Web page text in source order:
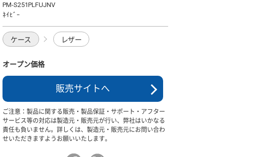
PM-S251PLFUJNV
ﾈｲﾋﾞｰ
ケース レザー
オープン価格
販売サイトへ
ご注意：製品に関する販売・製品保証・サポート・アフター
サービス等の対応は製造元・販売元が行い、弊社はいかなる
責任も負いません。詳しくは、製造元・販売元にお問い合わ
せいただきますようお願いいたします。